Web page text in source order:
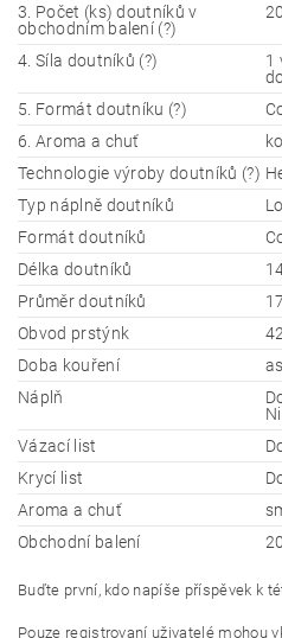
3. Počet (ks) doutníků v
obchodním balení (?)
4. Síla doutníků (?)
1
5. Formát doutníku (?)
6. Aroma a chuť
Technologie výroby doutníků (?)
Typ náplně doutníků
Formát doutníků
Délka doutníků
Průměr doutníků
Obvod prstýnk
Doba kouření
Náplň
Vázací list
Krycí list
Aroma a chuť
Obchodní balení
Buďte první, kdo napíše příspěvek k
Pouze registrovaní uživatelé mohou